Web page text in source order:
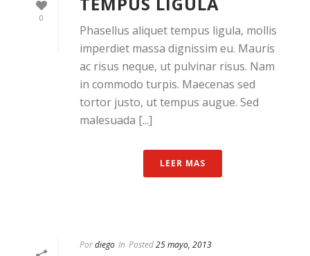
0
Phasellus aliquet tempus ligula, mollis
imperdiet massa dignissim eu. Mauris
ac risus neque, ut pulvinar risus. Nam
in commodo turpis. Maecenas sed
tortor justo, ut tempus augue. Sed
malesuada [...]
LEER MAS
Pordiego In Posted25 mayo, 2013